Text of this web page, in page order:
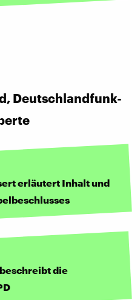
Deutschlandfunk-
erläutert Inhalt und
die